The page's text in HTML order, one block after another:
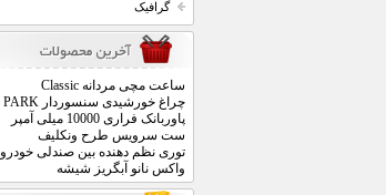
گرافیک
ساعت مچی مردانه Classic
چراغ خورشیدی سنسوردار PARK
پاوربانک فراری 10000 میلی آمپر
ست سرویس طرح ونکلیف
توری نظم دهنده بین صندلی خودرو
واکس نانو آبگریز شیشه